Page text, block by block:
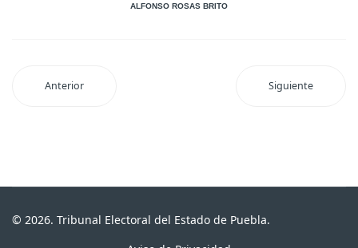
ALFONSO ROSAS BRITO
Anterior Siguiente
© 2026. Tribunal Electoral del Estado de Puebla.